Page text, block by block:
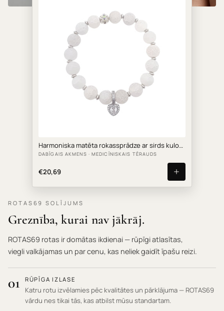
Harmoniska matēta rokassprādze ar sirds kulonu
DABĪGAIS AKMENS · MEDICĪNISKAIS TĒRAUDS
€20,69
ROTAS69 SOLĪJUMS
Greznība, kurai nav jākrāj.
ROTAS69 rotas ir domātas ikdienai — rūpīgi atlasītas,
viegli valkājamas un par cenu, kas neliek gaidīt īpašu reizi.
01 RŪPĪGA IZLASE
Katru rotu izvēlamies pēc kvalitātes un pārklājuma — ROTAS69
vārdu nes tikai tās, kas atbilst mūsu standartam.